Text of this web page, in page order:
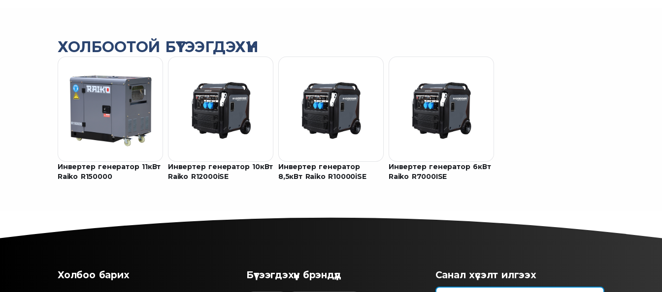
ХОЛБООТОЙ БҮТЭЭГДЭХҮҮН
Инвертер генератор 11кВт
Raiko R150000
Инвертер генератор 10кВт
Raiko R12000iSE
Инвертер генератор
8,5кВт Raiko R10000iSE
Инвертер генератор 6кВт
Raiko R7000ISE
Холбоо барих Бүтээгдэхүүн брэндүүд Санал хүсэлт илгээх